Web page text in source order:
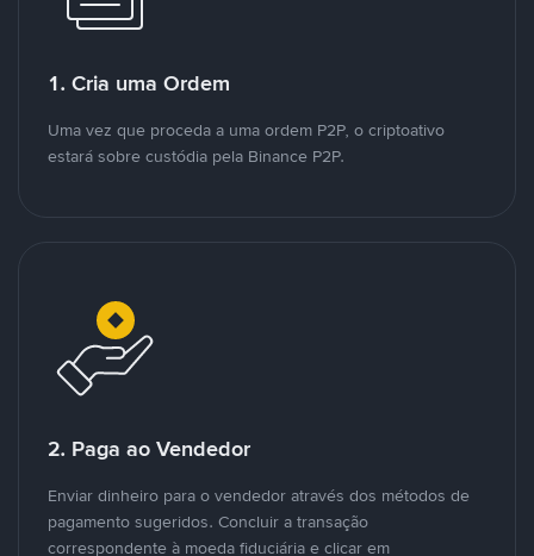
1. Cria uma Ordem
Uma vez que proceda a uma ordem P2P, o criptoativo
estará sobre custódia pela Binance P2P.
2. Paga ao Vendedor
Enviar dinheiro para o vendedor através dos métodos de
pagamento sugeridos. Concluir a transação
correspondente à moeda fiduciária e clicar em